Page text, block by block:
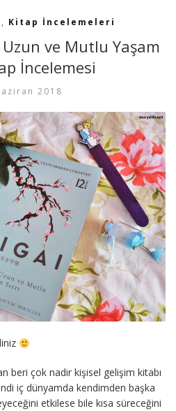
, Kitap İncelemeleri
ve Mutlu Yaşam
İncelemesi
2018
beri çok nadir kişisel gelişim kitabı
iç dünyamda kendimden başka
etkilese bile kısa süreceğini